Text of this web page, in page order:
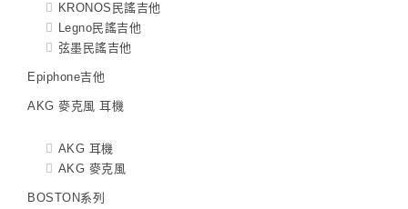
KRONOS民謠吉他
Legno民謠吉他
弦墨民謠吉他
Epiphone吉他
AKG 麥克風 耳機
AKG 耳機
AKG 麥克風
BOSTON系列